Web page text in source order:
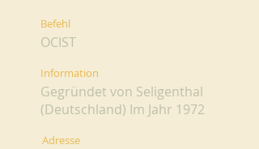
Befehl
OCIST
Information
Gegründet von Seligenthal
(Deutschland) Im Jahr 1972
Adresse